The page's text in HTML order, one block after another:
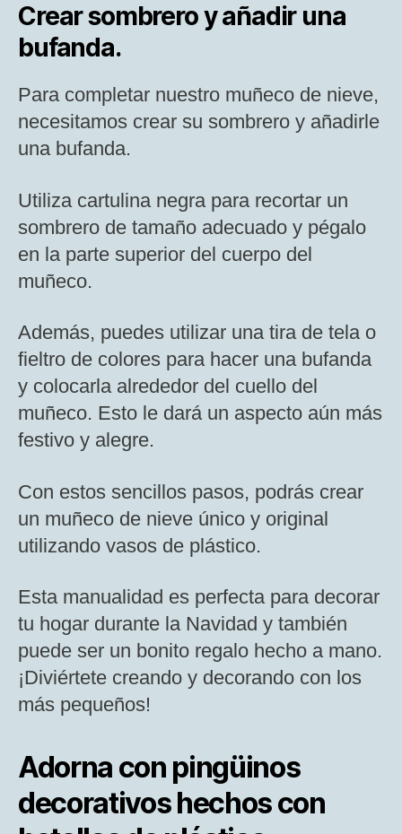
Crear sombrero y añadir una
bufanda.
Para completar nuestro muñeco de nieve,
necesitamos crear su sombrero y añadirle
una bufanda.
Utiliza cartulina negra para recortar un
sombrero de tamaño adecuado y pégalo
en la parte superior del cuerpo del
muñeco.
Además, puedes utilizar una tira de tela o
fieltro de colores para hacer una bufanda
y colocarla alrededor del cuello del
muñeco. Esto le dará un aspecto aún más
festivo y alegre.
Con estos sencillos pasos, podrás crear
un muñeco de nieve único y original
utilizando vasos de plástico.
Esta manualidad es perfecta para decorar
tu hogar durante la Navidad y también
puede ser un bonito regalo hecho a mano.
¡Diviértete creando y decorando con los
más pequeños!
Adorna con pingüinos
decorativos hechos con